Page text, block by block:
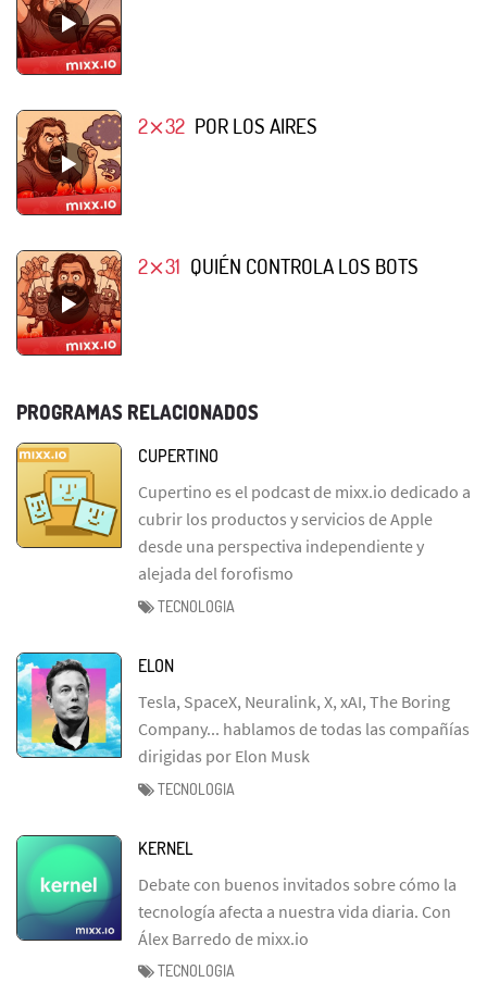
2⨯32 POR LOS AIRES
2⨯31 QUIÉN CONTROLA LOS BOTS
PROGRAMAS RELACIONADOS
CUPERTINO
Cupertino es el podcast de mixx.io dedicado a
cubrir los productos y servicios de Apple
desde una perspectiva independiente y
alejada del forofismo
TECNOLOGIA
ELON
Tesla, SpaceX, Neuralink, X, xAI, The Boring
Company... hablamos de todas las compañías
dirigidas por Elon Musk
TECNOLOGIA
KERNEL
Debate con buenos invitados sobre cómo la
tecnología afecta a nuestra vida diaria. Con
Álex Barredo de mixx.io
TECNOLOGIA